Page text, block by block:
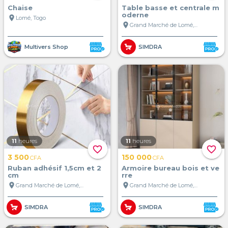
Chaise
location_on Lomé, Togo
Multivers Shop
Table basse et centrale m
oderne
location_on
Grand Marché de Lomé, Lomé, Togo
SIMDRA
favorite_border
11 heures
3 500CFA
Ruban adhésif 1,5cm et 2
cm
location_on
Grand Marché de Lomé, Lomé, Togo
SIMDRA
favorite_border
11 heures
150 000CFA
Armoire bureau bois et ve
rre
location_on
Grand Marché de Lomé, Lomé, Togo
SIMDRA